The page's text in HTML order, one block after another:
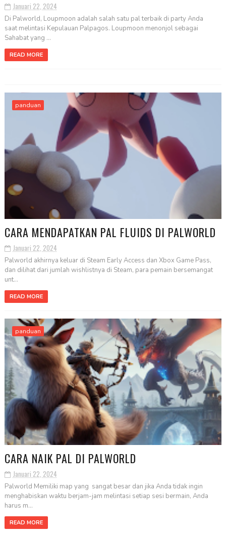
Januari 22, 2024
Di Palworld, Loupmoon adalah salah satu pal terbaik di party Anda
saat melintasi Kepulauan Palpagos. Loupmoon menonjol sebagai
Sahabat yang ...
READ MORE
panduan
CARA MENDAPATKAN PAL FLUIDS DI PALWORLD
Januari 22, 2024
Palworld akhirnya keluar di Steam Early Access dan Xbox Game Pass,
dan dilihat dari jumlah wishlistnya di Steam, para pemain bersemangat
unt...
READ MORE
panduan
CARA NAIK PAL DI PALWORLD
Januari 22, 2024
Palworld Memiliki map yang sangat besar dan jika Anda tidak ingin
menghabiskan waktu berjam-jam melintasi setiap sesi bermain, Anda
harus m...
READ MORE